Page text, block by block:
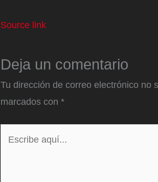
Source link
Deja un comentario
Tu dirección de correo electrónico no
marcados con *